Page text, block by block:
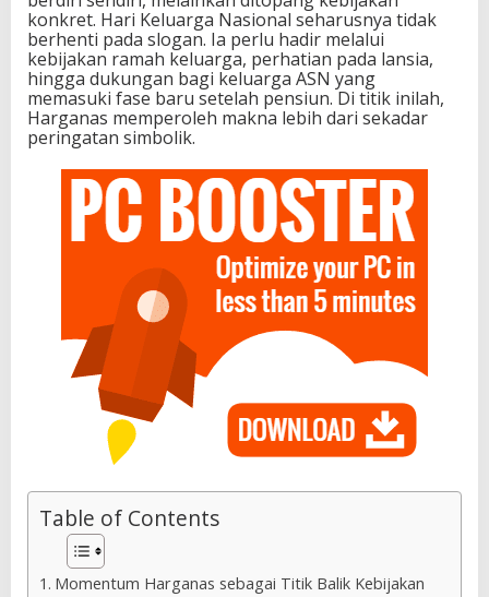
konkret. Hari Keluarga Nasional seharusnya tidak
berhenti pada slogan. Ia perlu hadir melalui
kebijakan ramah keluarga, perhatian pada lansia,
hingga dukungan bagi keluarga ASN yang
memasuki fase baru setelah pensiun. Di titik inilah,
Harganas memperoleh makna lebih dari sekadar
peringatan simbolik.
Table of Contents
Momentum Harganas sebagai Titik Balik Kebijakan